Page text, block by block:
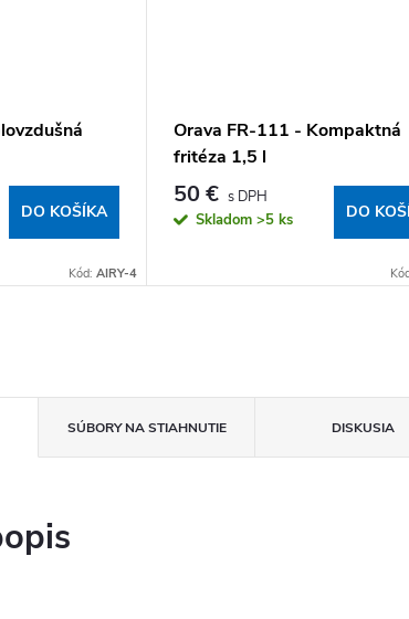
DO KOŠÍKA
Kód: AIRY-4
Orava FR-111 - Kompaktná
fritéza 1,5 l
50 €
Skladom >5 ks DO
SÚBORY NA STIAHNUTIE DISKUSIA